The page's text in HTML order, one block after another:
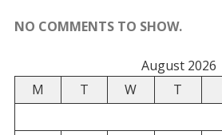
NO COMMENTS TO SHOW.
August 2026
M
T W T